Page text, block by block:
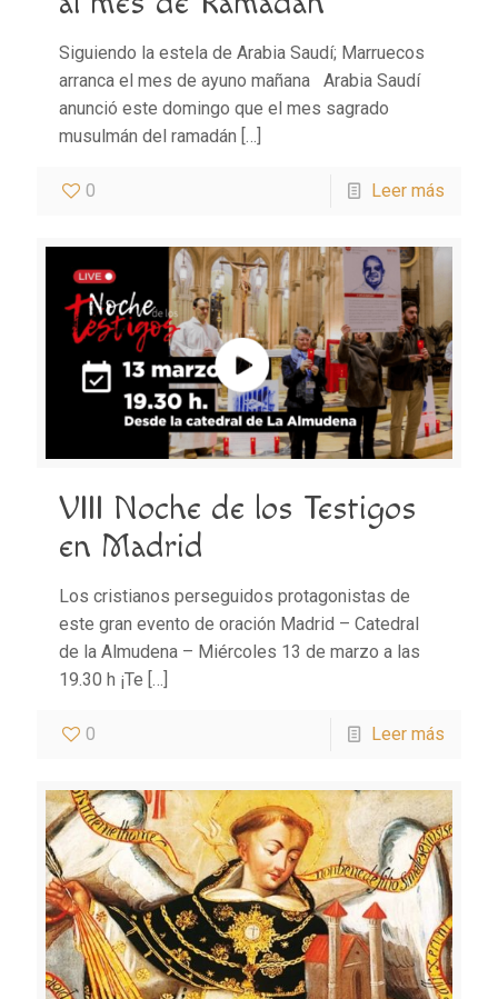
Siguiendo la estela de Arabia Saudí; Marruecos
arranca el mes de ayuno mañana Arabia Saudí
anunció este domingo que el mes sagrado
musulmán del ramadán […]
0 Leer más
VIII Noche de los Testigos
en Madrid
Los cristianos perseguidos protagonistas de
este gran evento de oración Madrid – Catedral
de la Almudena – Miércoles 13 de marzo a las
19.30 h ¡Te […]
0 Leer más